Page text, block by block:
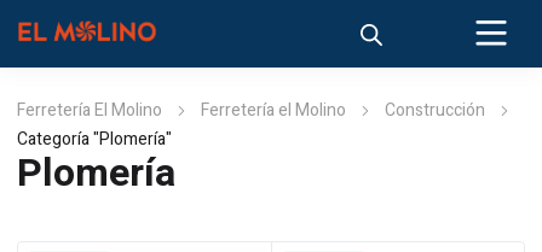
Ferretería El Molino Ferretería el Molino
Construcción
Categoría "Plomería"
Plomería